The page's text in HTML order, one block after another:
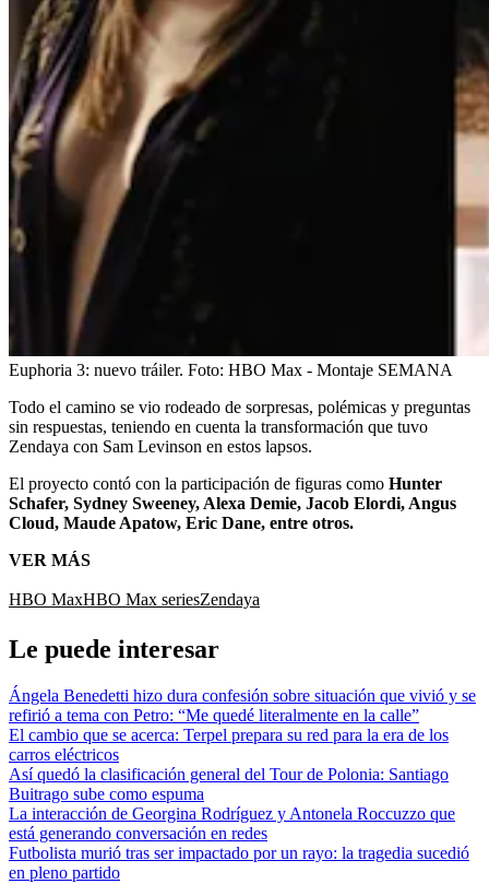
Euphoria 3: nuevo tráiler. Foto: HBO Max - Montaje SEMANA
Todo el camino se vio rodeado de sorpresas, polémicas y preguntas
sin respuestas, teniendo en cuenta la transformación que tuvo
Zendaya con Sam Levinson en estos lapsos.
El proyecto contó con la participación de figuras como Hunter
Schafer, Sydney Sweeney, Alexa Demie, Jacob Elordi, Angus
Cloud, Maude Apatow, Eric Dane, entre otros.
VER MÁS
HBO MaxHBO Max seriesZendaya
Le puede interesar
Ángela Benedetti hizo dura confesión sobre situación que vivió y se
refirió a tema con Petro: “Me quedé literalmente en la calle”
El cambio que se acerca: Terpel prepara su red para la era de los
carros eléctricos
Así quedó la clasificación general del Tour de Polonia: Santiago
Buitrago sube como espuma
La interacción de Georgina Rodríguez y Antonela Roccuzzo que
está generando conversación en redes
Futbolista murió tras ser impactado por un rayo: la tragedia sucedió
en pleno partido